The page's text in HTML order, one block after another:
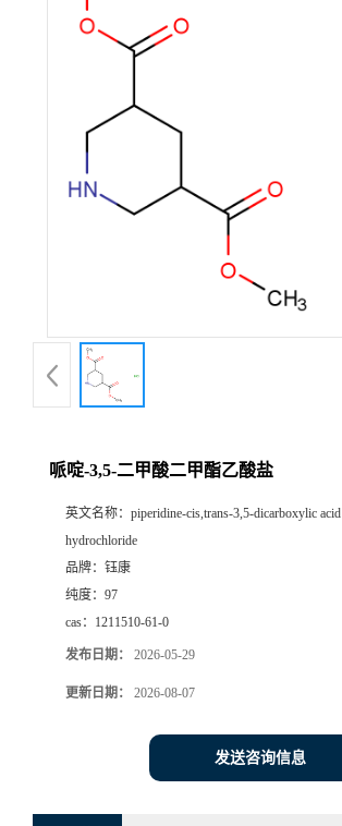
哌啶-3,5-二甲酸二甲酯乙酸盐
英文名称： piperidine-cis,trans-3,5-dicarboxylic
hydrochloride
品牌： 钰康
纯度： 97
cas： 1211510-61-0
发布日期： 2026-05-29
更新日期： 2026-08-07
发送咨询信息